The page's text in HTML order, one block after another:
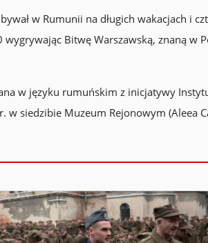
w Rumunii na długich wakacjach i
Bitwę Warszawską, znaną w
w języku rumuńskim z inicjatywy
siedzibie Muzeum Rejonowym (Aleea